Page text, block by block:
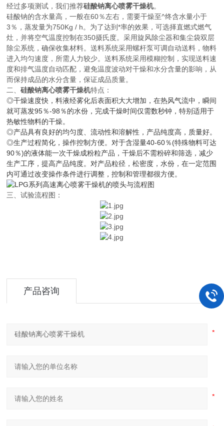
经过多项测试，我们推荐硅酸钠离心喷雾干燥机。
硅酸钠的含水量高，一般在60％左右，需要干燥至^终含水量小于
3％，蒸发量为750Kg / h。为了达到*率的效果，可选择直燃式燃气
灶，并将空气温度控制在350摄氏度。采用旋风除尘器和集尘袋双层
除尘系统，确保收集材料。送料系统采用螺杆泵可调自动送料，物料
进入均匀速度，所需人力较少。送料系统采用模糊控制，实现送料速
度和排气温度自动匹配，避免温度波动对干燥和水分含量的影响，从
而保持成品的水分含量，保证成品质量。
二、硅酸钠离心喷雾干燥机特点：
◎干燥速度快，料液经雾化后表面积大大增加，在热风气流中，瞬间
就可蒸发95％-98％的水份，完成干燥时间仅需数秒钟，特别适用于
热敏性物料的干燥。
◎产品具有良好的均匀度、流动性和溶解性，产品纯度高，质量好。
◎生产过程简化，操作控制方便。对于含湿量40-60％(特殊物料可达
90％)的液体能一次干燥成粉粒产品，干燥后不需粉碎和筛选，减少
生产工序，提高产品纯度。对产品粒径，松密度，水份，在一定范围
内可通过改变操作条件进行调整，控制和管理都很方便。
三、试验流程图：
产品咨询